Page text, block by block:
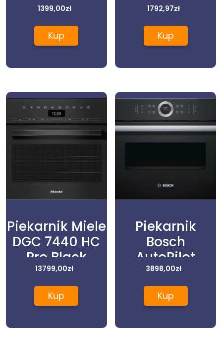
1399,00zł
Kup
1792,97zł
Kup
Piekarnik Miele
DGC 7440 HC
Pro Black
13799,00zł
Kup
Piekarnik
Bosch
AutoPilot
CMG633BB1
3898,00zł
Kup